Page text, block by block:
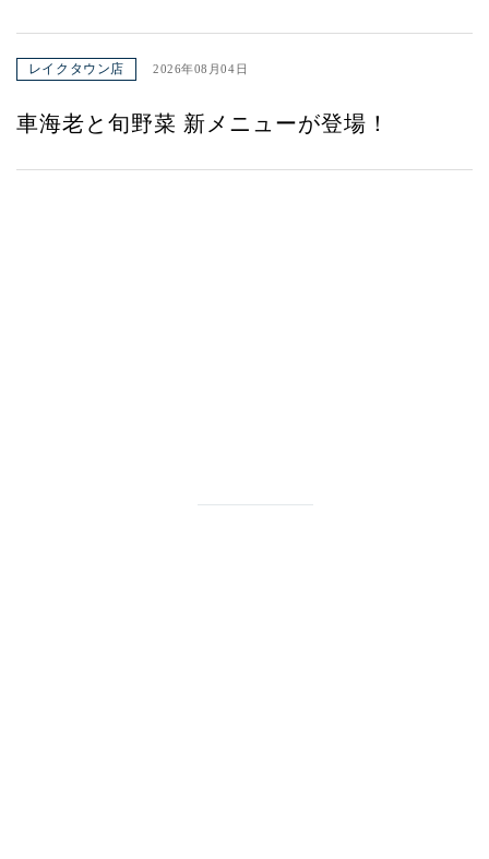
レイクタウン店 2026年08月04日
車海老と旬野菜 新メニューが登場！